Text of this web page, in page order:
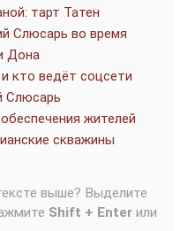
тарт Татен
Слюсарь во время
Дона
кто ведёт соцсети
Слюсарь
жителей
скважины
выше? Выделите
Shift + Enter или